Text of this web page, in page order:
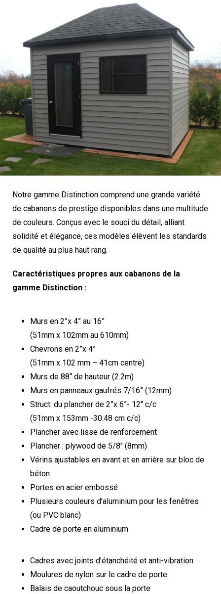
Notre gamme Distinction comprend une grande variété
de cabanons de prestige disponibles dans une multitude
de couleurs. Conçus avec le souci du détail, alliant
solidité et élégance, ces modèles élèvent les standards
de qualité au plus haut rang.
Caractéristiques propres aux cabanons de la
gamme Distinction :
Murs en 2”x 4” au 16”
(51mm x 102mm au 610mm)
Chevrons en 2”x 4”
(51mm x 102 mm – 41cm centre)
Murs de 88“ de hauteur (2.2m)
Murs en panneaux gaufrés 7/16” (12mm)
Struct. du plancher de 2”x 6”- 12″ c/c
(51mm x 153mm -30.48 cm c/c)
Plancher avec lisse de renforcement
Plancher : plywood de 5/8″ (8mm)
Vérins ajustables en avant et en arrière sur bloc de
béton
Portes en acier embossé
Plusieurs couleurs d’aluminium pour les fenêtres
(ou PVC blanc)
Cadre de porte en aluminium
Cadres avec joints d’étanchéité et anti-vibration
Moulures de nylon sur le cadre de porte
Balais de caoutchouc sous la porte